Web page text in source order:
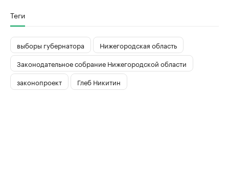
Теги
выборы губернатора
Нижегородская область
Законодательное собрание Нижегородской области
законопроект
Глеб Никитин